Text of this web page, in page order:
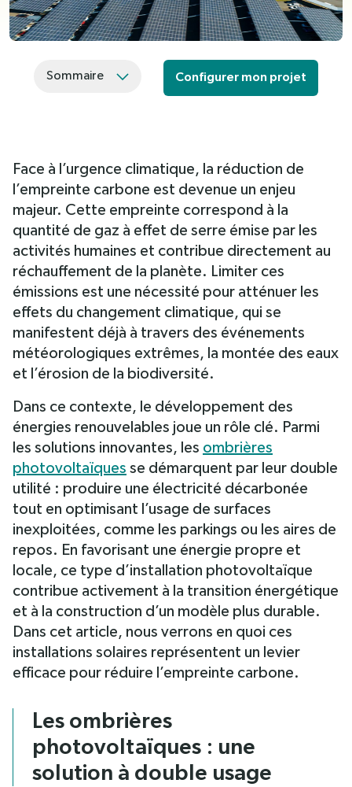
Sommaire
Les ombrières
photovoltaïques : une
solution à double usage
Quels bénéfices pour
l’environnement ?
Configurer mon projet
Face à l’urgence climatique, la réduction de
l’empreinte carbone est devenue un enjeu
majeur. Cette empreinte correspond à la
quantité de gaz à effet de serre émise par les
activités humaines et contribue directement au
réchauffement de la planète. Limiter ces
émissions est une nécessité pour atténuer les
effets du changement climatique, qui se
manifestent déjà à travers des événements
météorologiques extrêmes, la montée des eaux
et l’érosion de la biodiversité.
Dans ce contexte, le développement des
énergies renouvelables joue un rôle clé. Parmi
les solutions innovantes, les ombrières
photovoltaïques se démarquent par leur double
utilité : produire une électricité décarbonée
tout en optimisant l’usage de surfaces
inexploitées, comme les parkings ou les aires de
repos. En favorisant une énergie propre et
locale, ce type d’installation photovoltaïque
contribue activement à la transition énergétique
et à la construction d’un modèle plus durable.
Dans cet article, nous verrons en quoi ces
installations solaires représentent un levier
efficace pour réduire l’empreinte carbone.
Les ombrières
photovoltaïques : une
solution à double usage